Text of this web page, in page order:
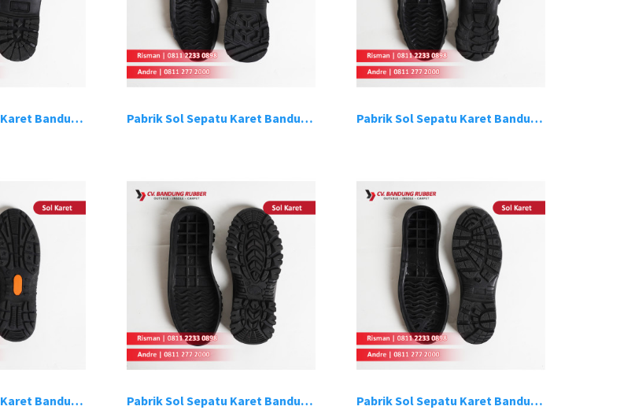
Pabrik Sol Sepatu Karet Bandung 6 Pabrik Sol Sepatu Karet Bandung 7 Pabrik Sol Sepatu Karet Bandung 8
Pabrik Sol Sepatu Karet Bandung 10 Pabrik Sol Sepatu Karet Bandung 11 Pabrik Sol Sepatu Karet Bandung 12